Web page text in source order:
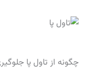
چگونه از تاول پا